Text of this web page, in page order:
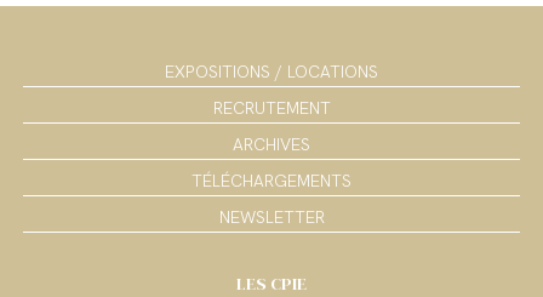
EXPOSITIONS / LOCATIONS
RECRUTEMENT
ARCHIVES
TÉLÉCHARGEMENTS
NEWSLETTER
LES CPIE